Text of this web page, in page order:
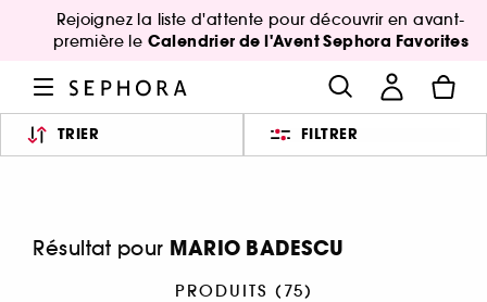
Rejoignez la liste d'attente pour découvrir en avant-
première le Calendrier de l'Avent Sephora Favorites
TRIER FILTRER
Résultat pour MARIO BADESCU
PRODUITS (75)